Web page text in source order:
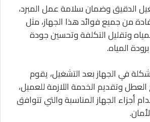
الدقيق وضمان سلامة عمل المبرد،
من جميع فوائد هذا الجهاز، مثل
وتقليل التكلفة وتحسين جودة
المياه.
في الجهاز بعد التشغيل، يقوم
وتقديم الخدمة اللازمة للعميل،
أجزاء الجهاز المناسبة والتي تتوافق